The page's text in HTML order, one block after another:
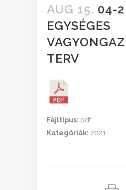
AUG 15. 04-2
EGYSÉGES
TERV
Fájltípus: pdf
Kategóriák: 2021